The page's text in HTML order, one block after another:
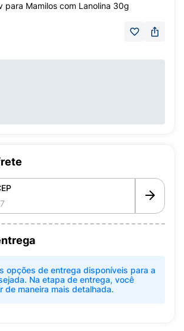
para Mamilos com Lanolina 30g
opções de entrega disponíveis para a
Na etapa de entrega, você
de maneira mais detalhada.